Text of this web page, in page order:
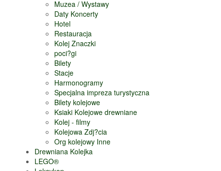
Muzea / Wystawy
Daty Koncerty
Hotel
Restauracja
Kolej Znaczki
poci?gi
Bilety
Stacje
Harmonogramy
Specjalna impreza turystyczna
Bilety kolejowe
Ksiaki Kolejowe drewniane
Kolej - filmy
Kolejowa Zdj?cia
Org kolejowy Inne
Drewniana Kolejka
LEGO®